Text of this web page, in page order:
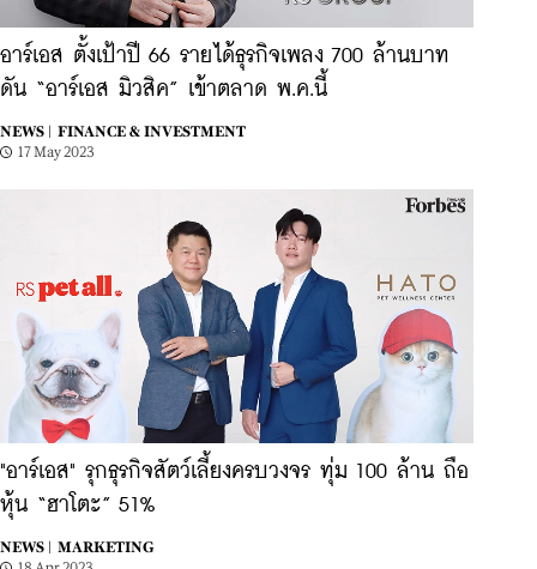
อาร์เอส ตั้งเป้าปี 66 รายได้ธุรกิจเพลง 700 ล้านบาท
ดัน “อาร์เอส มิวสิค” เข้าตลาด พ.ค.นี้
NEWS |
FINANCE & INVESTMENT
17 May 2023
"อาร์เอส" รุกธุรกิจสัตว์เลี้ยงครบวงจร ทุ่ม 100 ล้าน ถือ
หุ้น “ฮาโตะ” 51%
NEWS |
MARKETING